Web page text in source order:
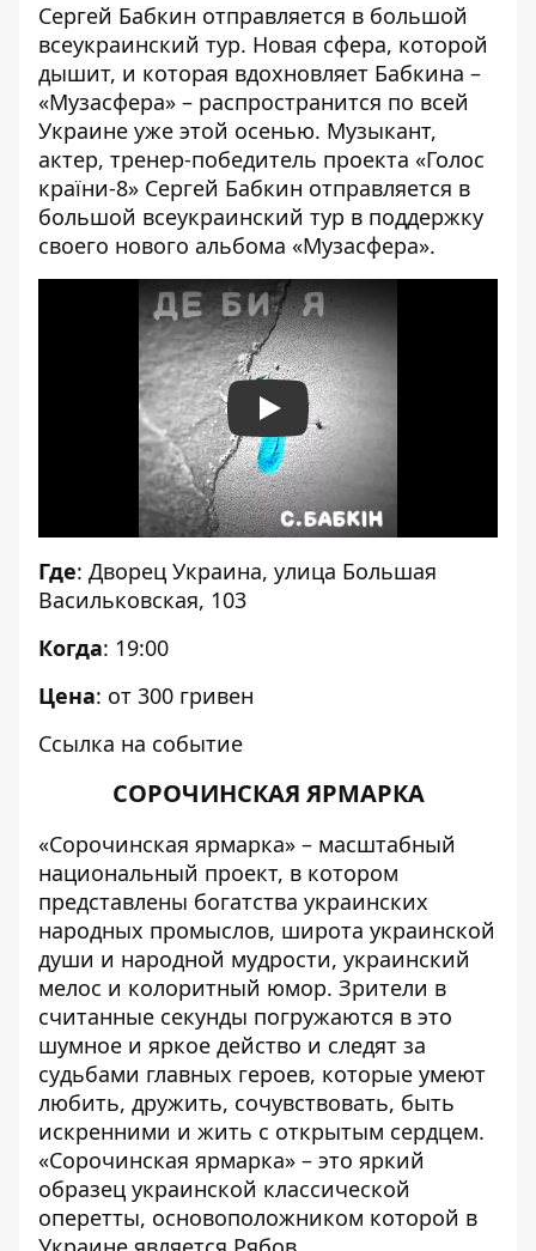
Сергей Бабкин отправляется в большой
всеукраинский тур. Новая сфера, которой
дышит, и которая вдохновляет Бабкина –
«Музасфера» – распространится по всей
Украине уже этой осенью. Музыкант,
актер, тренер-победитель проекта «Голос
країни-8» Сергей Бабкин отправляется в
большой всеукраинский тур в поддержку
своего нового альбома «Музасфера».
Play
Где: Дворец Украина, улица Большая
Васильковская, 103
Когда: 19:00
Цена: от 300 гривен
Ссылка на событие
СОРОЧИНСКАЯ ЯРМАРКА
«Сорочинская ярмарка» – масштабный
национальный проект, в котором
представлены богатства украинских
народных промыслов, широта украинской
души и народной мудрости, украинский
мелос и колоритный юмор. Зрители в
считанные секунды погружаются в это
шумное и яркое действо и следят за
судьбами главных героев, которые умеют
любить, дружить, сочувствовать, быть
искренними и жить с открытым сердцем.
«Сорочинская ярмарка» – это яркий
образец украинской классической
оперетты, основоположником которой в